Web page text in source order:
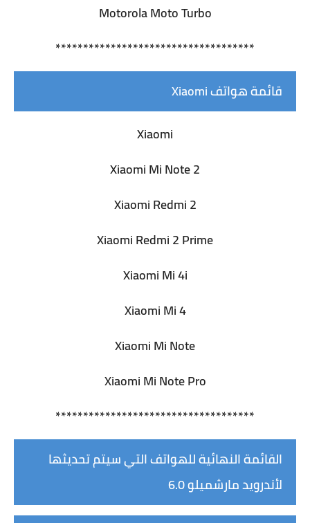
Motorola Moto Turbo
************************************
قائمة هواتف Xiaomi
Xiaomi
Xiaomi Mi Note 2
Xiaomi Redmi 2
Xiaomi Redmi 2 Prime
Xiaomi Mi 4i
Xiaomi Mi 4
Xiaomi Mi Note
Xiaomi Mi Note Pro
************************************
القائمة النهائية للهواتف التي سيتم تحديثها
لأندرويد مارشميلو 6.0